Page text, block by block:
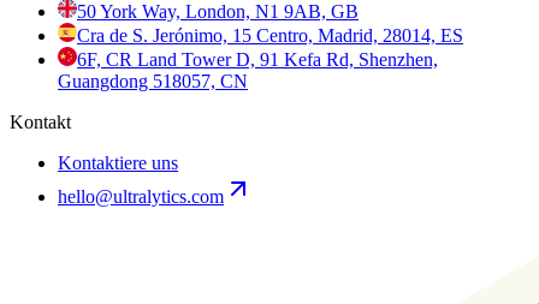
50 York Way, London, N1 9AB, GB
Cra de S. Jerónimo, 15 Centro, Madrid, 28014, ES
6F, CR Land Tower D, 91 Kefa Rd, Shenzhen,
Guangdong 518057, CN
Kontakt
Kontaktiere uns
hello@ultralytics.com